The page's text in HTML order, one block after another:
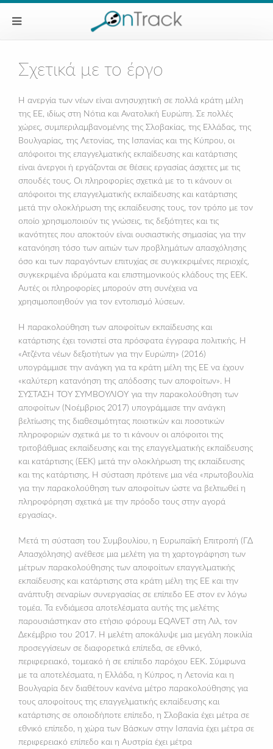
Σχετικά με το έργο
Η ανεργία των νέων είναι ανησυχητική σε πολλά κράτη μέλη
της ΕΕ, ιδίως στη Νότια και Ανατολική Ευρώπη. Σε πολλές
χώρες, συμπεριλαμβανομένης της Σλοβακίας, της Ελλάδας, της
Βουλγαρίας, της Λετονίας, της Ισπανίας και της Κύπρου, οι
απόφοιτοι της επαγγελματικής εκπαίδευσης και κατάρτισης
είναι άνεργοι ή εργάζονται σε θέσεις εργασίας άσχετες με τις
σπουδές τους. Οι πληροφορίες σχετικά με το τι κάνουν οι
απόφοιτοι της επαγγελματικής εκπαίδευσης και κατάρτισης
μετά την ολοκλήρωση της εκπαίδευσης τους, τον τρόπο με τον
οποίο χρησιμοποιούν τις γνώσεις, τις δεξιότητες και τις
ικανότητες που αποκτούν είναι ουσιαστικής σημασίας για την
κατανόηση τόσο των αιτιών των προβλημάτων απασχόλησης
όσο και των παραγόντων επιτυχίας σε συγκεκριμένες περιοχές,
συγκεκριμένα ιδρύματα και επιστημονικούς κλάδους της ΕΕΚ.
Αυτές οι πληροφορίες μπορούν στη συνέχεια να
χρησιμοποιηθούν για τον εντοπισμό λύσεων.
Η παρακολούθηση των αποφοίτων εκπαίδευσης και
κατάρτισης έχει τονιστεί στα πρόσφατα έγγραφα πολιτικής. Η
«Ατζέντα νέων δεξιοτήτων για την Ευρώπη» (2016)
υπογράμμισε την ανάγκη για τα κράτη μέλη της ΕΕ να έχουν
«καλύτερη κατανόηση της απόδοσης των αποφοίτων». Η
ΣΥΣΤΑΣΗ ΤΟΥ ΣΥΜΒΟΥΛΙΟΥ για την παρακολούθηση των
αποφοίτων (Νοέμβριος 2017) υπογράμμισε την ανάγκη
βελτίωσης της διαθεσιμότητας ποιοτικών και ποσοτικών
πληροφοριών σχετικά με το τι κάνουν οι απόφοιτοι της
τριτοβάθμιας εκπαίδευσης και της επαγγελματικής εκπαίδευσης
και κατάρτισης (ΕΕΚ) μετά την ολοκλήρωση της εκπαίδευσης
και της κατάρτισης. Η σύσταση πρότεινε μια νέα «πρωτοβουλία
για την παρακολούθηση των αποφοίτων ώστε να βελτιωθεί η
πληροφόρηση σχετικά με την πρόοδο τους στην αγορά
εργασίας».
Μετά τη σύσταση του Συμβουλίου, η Ευρωπαϊκή Επιτροπή (ΓΔ
Απασχόλησης) ανέθεσε μια μελέτη για τη χαρτογράφηση των
μέτρων παρακολούθησης των αποφοίτων επαγγελματικής
εκπαίδευσης και κατάρτισης στα κράτη μέλη της ΕΕ και την
ανάπτυξη σεναρίων συνεργασίας σε επίπεδο ΕΕ στον εν λόγω
τομέα. Τα ενδιάμεσα αποτελέσματα αυτής της μελέτης
παρουσιάστηκαν στο ετήσιο φόρουμ EQAVET στη Λιλ, τον
Δεκέμβριο του 2017. Η μελέτη αποκάλυψε μια μεγάλη ποικιλία
προσεγγίσεων σε διαφορετικά επίπεδα, σε εθνικό,
περιφερειακό, τομεακό ή σε επίπεδο παρόχου ΕΕΚ. Σύμφωνα
με τα αποτελέσματα, η Ελλάδα, η Κύπρος, η Λετονία και η
Βουλγαρία δεν διαθέτουν κανένα μέτρο παρακολούθησης για
τους αποφοίτους της επαγγελματικής εκπαίδευσης και
κατάρτισης σε οποιοδήποτε επίπεδο, η Σλοβακία έχει μέτρα σε
εθνικό επίπεδο, η χώρα των Βάσκων στην Ισπανία έχει μέτρα σε
περιφερειακό επίπεδο και η Αυστρία έχει μέτρα